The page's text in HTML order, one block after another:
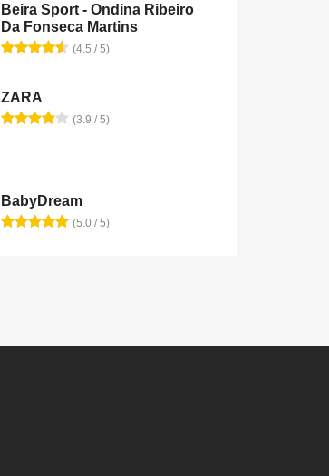
Beira Sport - Ondina Ribeiro
Da Fonseca Martins
(4.5 / 5)
ZARA
(3.9 / 5)
BabyDream
(5.0 / 5)